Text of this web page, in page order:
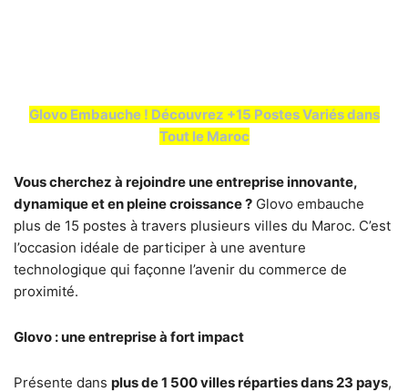
Glovo Embauche ! Découvrez +15 Postes Variés dans
Tout le Maroc
Vous cherchez à rejoindre une entreprise innovante,
dynamique et en pleine croissance ? Glovo embauche
plus de 15 postes à travers plusieurs villes du Maroc. C’est
l’occasion idéale de participer à une aventure
technologique qui façonne l’avenir du commerce de
proximité.
Glovo : une entreprise à fort impact
Présente dans plus de 1 500 villes réparties dans 23 pays,